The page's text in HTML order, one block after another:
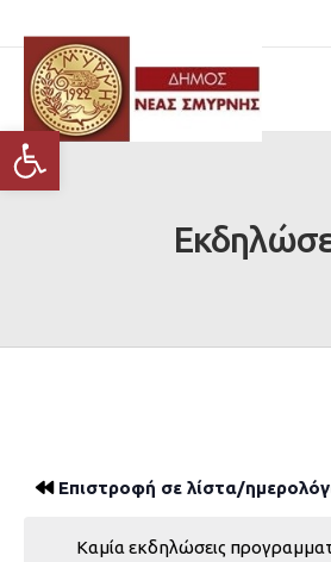
Ανοίξτε τη γραμμή εργαλείων
Επιστροφή σε λίστα/
Καμία εκδηλώσεις